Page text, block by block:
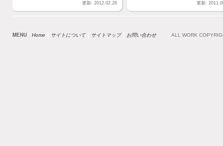
更新: 2012.02.28 更新:
MENU Home サイトについて サイトマップ お問い合わせ ALL WORK